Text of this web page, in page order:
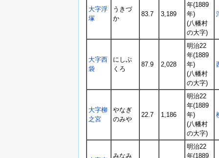
大字浮
塚
うきづ
か
83.7 3,189
年(1889
年)
(八幡村
の大字)
大字西
袋
にしぶ
くろ
87.9 2,028
明治22
年(1889
年)
(八幡村
の大字)
大字柳
之宮
やなぎ
のみや
22.7 1,186
明治22
年(1889
年)
(八幡村
の大字)
みなみ
明治22
年(1889